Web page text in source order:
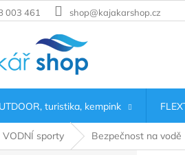
003 461 shop@kajakarshop.cz
turistika, kempink
VODNÍ sporty Bezpečnost na vodě